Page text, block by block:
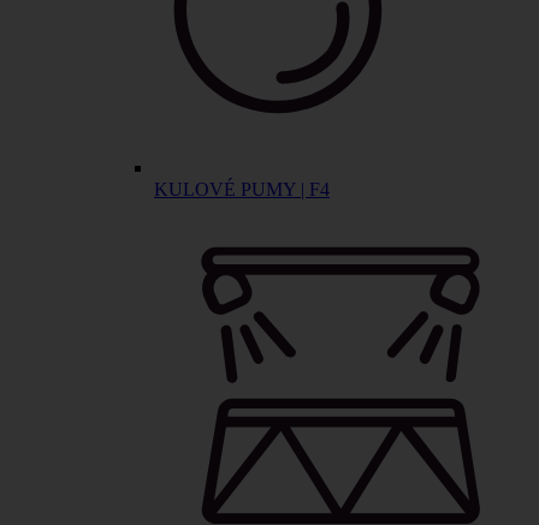
KULOVÉ PUMY | F4